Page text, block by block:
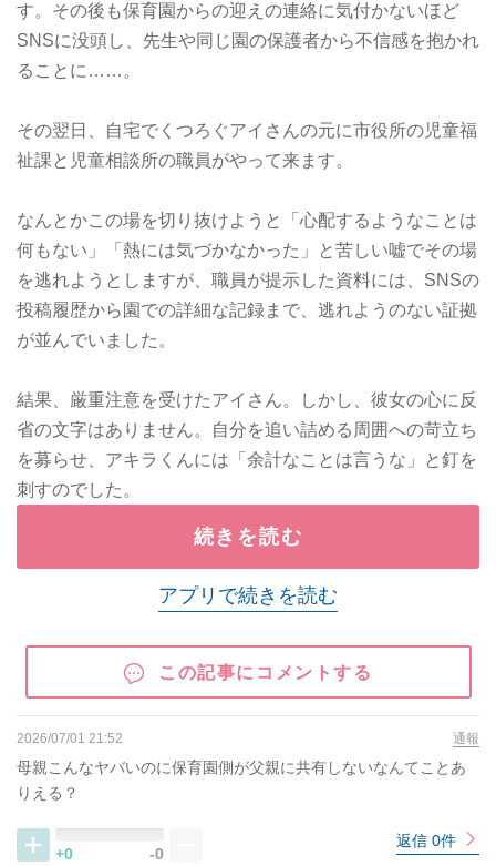
す。その後も保育園からの迎えの連絡に気付かないほど
SNSに没頭し、先生や同じ園の保護者から不信感を抱かれ
ることに……。
その翌日、自宅でくつろぐアイさんの元に市役所の児童福
祉課と児童相談所の職員がやって来ます。
なんとかこの場を切り抜けようと「心配するようなことは
何もない」「熱には気づかなかった」
と苦しい嘘でその場
を逃れようとしますが、職員が提示した資料には、SNSの
投稿履歴から園での詳細な記録まで、逃れようのない証拠
が並んでいました。
結果、厳重注意を受けたアイさん。しかし、彼女の心に反
省の文字はありません。自分を追い詰める周囲への苛立ち
を募らせ、アキラくんには「余計なことは言うな」と釘を
刺すのでした。
続きを読む
アプリで続きを読む
この記事にコメントする
2026/07/01 21:52 通報
母親こんなヤバいのに保育園側が父親に共有しないなんてことあ
りえる？
+0 -0
返信 0件